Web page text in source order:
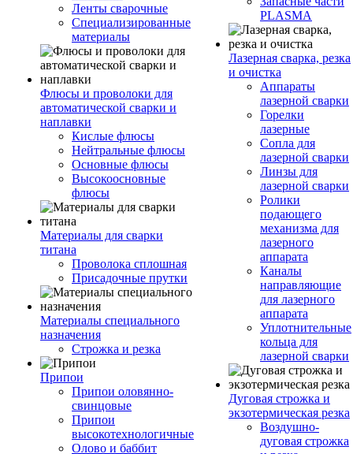
Ленты сварочные
Специализированные
материалы
Флюсы и проволоки для
автоматической сварки и
наплавки
Кислые флюсы
Нейтральные флюсы
Основные флюсы
Высокоосновные
флюсы
Материалы для сварки
титана
Проволока сплошная
Присадочные прутки
Материалы специального
назначения
Строжка и резка
Припои
Припои оловянно-
свинцовые
Припои
высокотехнологичные
Олово и баббит
PLASMA
Лазерная сварка, резка
и очистка
Аппараты
лазерной сварки
Горелки
лазерные
Сопла для
лазерной сварки
Линзы для
лазерной сварки
Ролики
подающего
механизма для
лазерного
аппарата
Каналы
направляющие
для лазерного
аппарата
Уплотнительные
кольца для
лазерной сварки
Дуговая строжка и
экзотермическая резка
Воздушно-
дуговая строжка